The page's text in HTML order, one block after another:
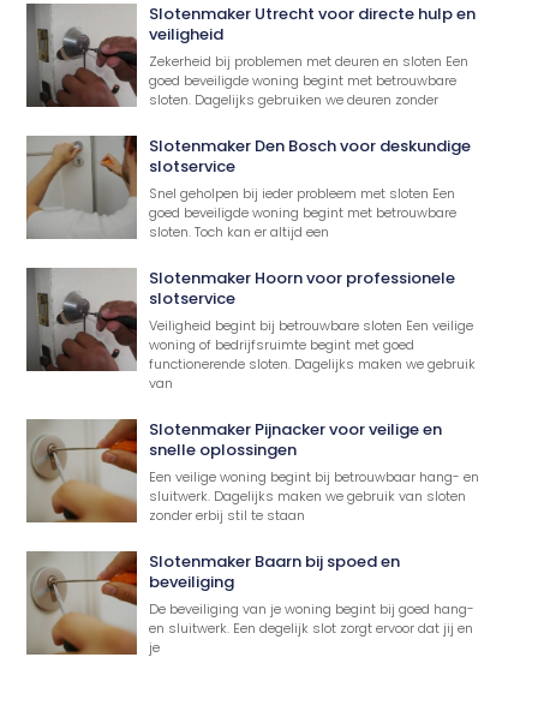
Slotenmaker Utrecht voor directe hulp en
veiligheid
Zekerheid bij problemen met deuren en sloten Een
goed beveiligde woning begint met betrouwbare
sloten. Dagelijks gebruiken we deuren zonder
Slotenmaker Den Bosch voor deskundige
slotservice
Snel geholpen bij ieder probleem met sloten Een
goed beveiligde woning begint met betrouwbare
sloten. Toch kan er altijd een
Slotenmaker Hoorn voor professionele
slotservice
Veiligheid begint bij betrouwbare sloten Een veilige
woning of bedrijfsruimte begint met goed
functionerende sloten. Dagelijks maken we gebruik
van
Slotenmaker Pijnacker voor veilige en
snelle oplossingen
Een veilige woning begint bij betrouwbaar hang- en
sluitwerk. Dagelijks maken we gebruik van sloten
zonder erbij stil te staan
Slotenmaker Baarn bij spoed en
beveiliging
De beveiliging van je woning begint bij goed hang-
en sluitwerk. Een degelijk slot zorgt ervoor dat jij en
je